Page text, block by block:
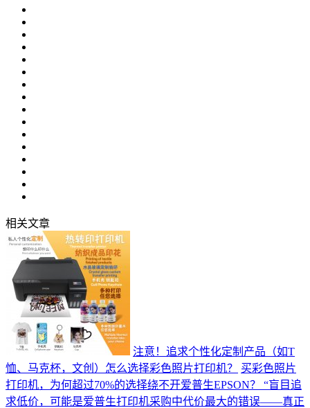
相关文章
注意！追求个性化定制产品（如T
恤、马克杯，文创）怎么选择彩色照片打印机？
买彩色照片
打印机，为何超过70%的选择绕不开爱普生EPSON？ “盲目追
求低价，可能是爱普生打印机采购中代价最大的错误——真正